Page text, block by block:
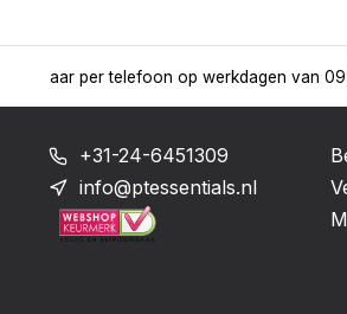
Levering in heel Nederland en
+31-24-6451309
info@ptessentials.nl